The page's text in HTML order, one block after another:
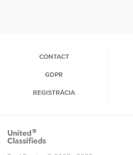
CONTACT
GDPR
REGISTRÁCIA